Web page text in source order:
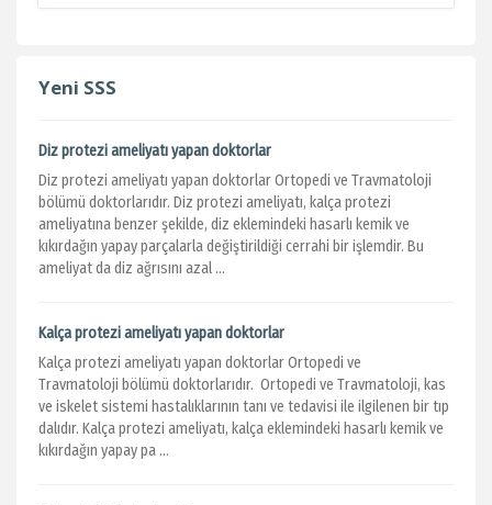
Yeni SSS
Diz protezi ameliyatı yapan doktorlar
Diz protezi ameliyatı yapan doktorlar Ortopedi ve Travmatoloji
bölümü doktorlarıdır. Diz protezi ameliyatı, kalça protezi
ameliyatına benzer şekilde, diz eklemindeki hasarlı kemik ve
kıkırdağın yapay parçalarla değiştirildiği cerrahi bir işlemdir. Bu
ameliyat da diz ağrısını azal ...
Kalça protezi ameliyatı yapan doktorlar
Kalça protezi ameliyatı yapan doktorlar Ortopedi ve
Travmatoloji bölümü doktorlarıdır. Ortopedi ve Travmatoloji, kas
ve iskelet sistemi hastalıklarının tanı ve tedavisi ile ilgilenen bir tıp
dalıdır. Kalça protezi ameliyatı, kalça eklemindeki hasarlı kemik ve
kıkırdağın yapay pa ...